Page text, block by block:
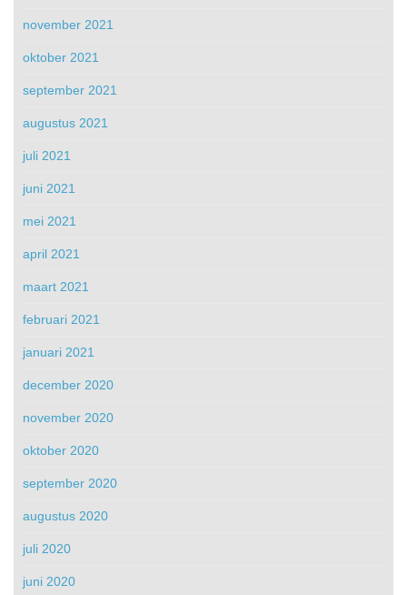
november 2021
oktober 2021
september 2021
augustus 2021
juli 2021
juni 2021
mei 2021
april 2021
maart 2021
februari 2021
januari 2021
december 2020
november 2020
oktober 2020
september 2020
augustus 2020
juli 2020
juni 2020